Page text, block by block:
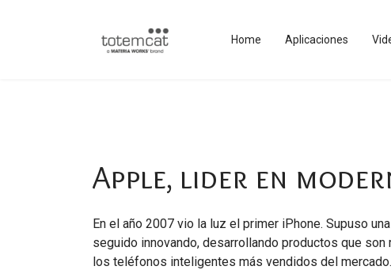
Home Aplicaciones
Apple, lider en
En el año 2007 vio la luz el primer iPhone. Supuso
seguido innovando, desarrollando productos que
los teléfonos inteligentes más vendidos del